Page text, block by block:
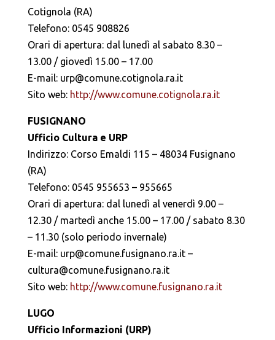
Cotignola (RA)
Telefono: 0545 908826
Orari di apertura: dal lunedì al sabato 8.30 –
13.00 / giovedì 15.00 – 17.00
E-mail: urp@comune.cotignola.ra.it
Sito web: http://www.comune.cotignola.ra.it
FUSIGNANO
Ufficio Cultura e URP
Indirizzo: Corso Emaldi 115 – 48034 Fusignano
(RA)
Telefono: 0545 955653 – 955665
Orari di apertura: dal lunedì al venerdì 9.00 –
12.30 / martedì anche 15.00 – 17.00 / sabato 8.30
– 11.30 (solo periodo invernale)
E-mail: urp@comune.fusignano.ra.it –
cultura@comune.fusignano.ra.it
Sito web:http://www.comune.fusignano.ra.it
LUGO
Ufficio Informazioni (URP)